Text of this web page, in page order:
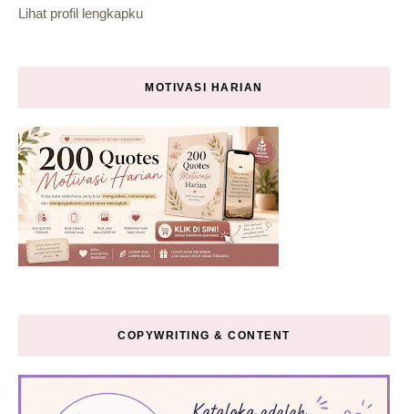
Lihat profil lengkapku
MOTIVASI HARIAN
COPYWRITING & CONTENT